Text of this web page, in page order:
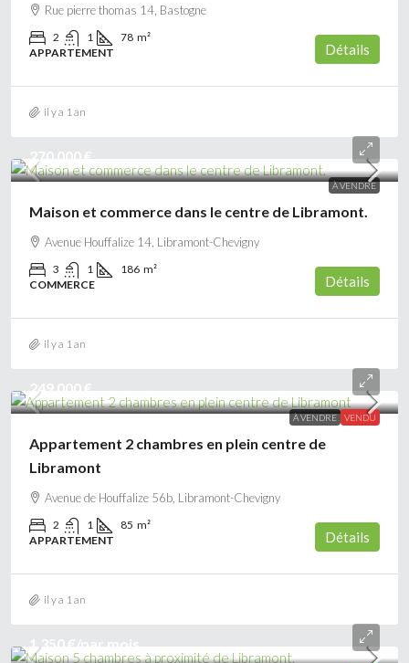
Rue pierre thomas 14, Bastogne
2 1 78 m²
APPARTEMENT
Détails
il y a 1 an
À VENDRE
270 000 €
Maison et commerce dans le centre de Libramont.
Avenue Houffalize 14, Libramont-Chevigny
3 1 186 m²
COMMERCE
Détails
il y a 1 an
À VENDRE VENDU
249 000 €
Appartement 2 chambres en plein centre de
Libramont
Avenue de Houffalize 56b, Libramont-Chevigny
2 1 85 m²
APPARTEMENT
Détails
il y a 1 an
1 350 €/par mois